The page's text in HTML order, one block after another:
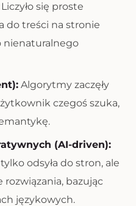
Liczyło się proste
do treści na stronie
nienaturalnego
Algorytmy zaczęły
czegoś szuka,
(AI-driven):
odsyła do stron, ale
bazując
językowych.